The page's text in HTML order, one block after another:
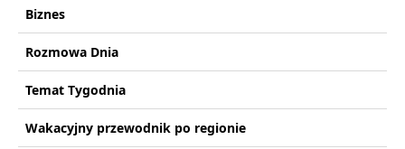
Biznes
Rozmowa Dnia
Temat Tygodnia
Wakacyjny przewodnik po regionie